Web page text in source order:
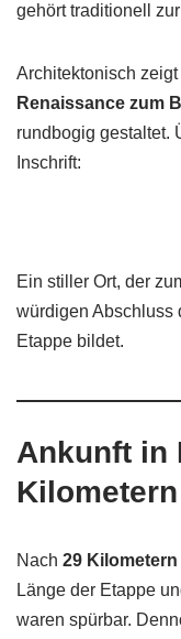
gehört traditionell
Architektonisch
Renaissance zum
rundbogig gestaltet.
Inschrift:
Ein stiller Ort, der
würdigen Abschluss
Etappe bildet.
Ankunft in
Kilometern
Nach 29 Kilometern
Länge der Etappe
waren spürbar.